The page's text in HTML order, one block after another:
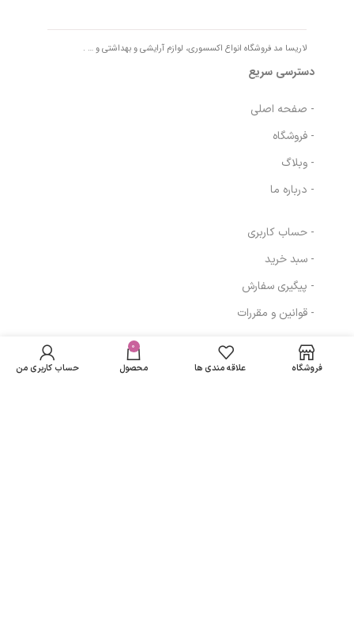
لاریسا مد فروشگاه انواع اکسسوری، لوازم آرایشی و بهداشتی و … .
دسترسی سریع
- صفحه اصلی
- فروشگاه
- وبلاگ
- درباره ما
- حساب کاربری
- سبد خرید
- پیگیری سفارش
- قوانین و مقررات
مسیرهای ارتباطی
آبرسان آرگان حجم
250 میلی لیتر
(پمپی) مارگریت
تومان
باشد فروشگاه علاقه مندی ها
0
محصول حساب کاربری من